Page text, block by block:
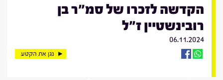
הקדשה לזכרו של סמ"ר בן
רובינשטיין ז"ל
06.11.2024
נגן את הקטע